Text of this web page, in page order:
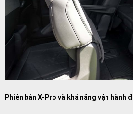
Phiên bản X-Pro và khả năng vận hành